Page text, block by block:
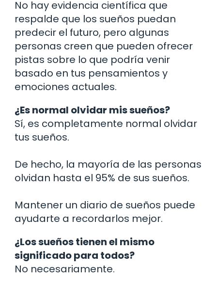
No hay evidencia científica que
respalde que los sueños puedan
predecir el futuro, pero algunas
personas creen que pueden ofrecer
pistas sobre lo que podría venir
basado en tus pensamientos y
emociones actuales.
¿Es normal olvidar mis sueños?
Sí, es completamente normal olvidar
tus sueños.
De hecho, la mayoría de las personas
olvidan hasta el 95% de sus sueños.
Mantener un diario de sueños puede
ayudarte a recordarlos mejor.
¿Los sueños tienen el mismo
significado para todos?
No necesariamente.